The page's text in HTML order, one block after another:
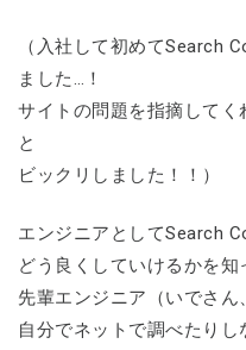
（入社して初めてSearch
ました…！
サイトの問題を指摘してく
と
ビックリしました！！）
エンジニアとしてSearch
どう良くしていけるかを知
先輩エンジニア（いでさん
自分でネットで調べたり